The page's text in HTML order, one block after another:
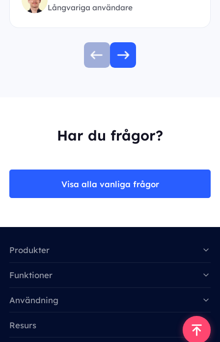
Långvariga användare
Har du frågor?
Visa alla vanliga frågor
Produkter
Funktioner
Användning
Resurs